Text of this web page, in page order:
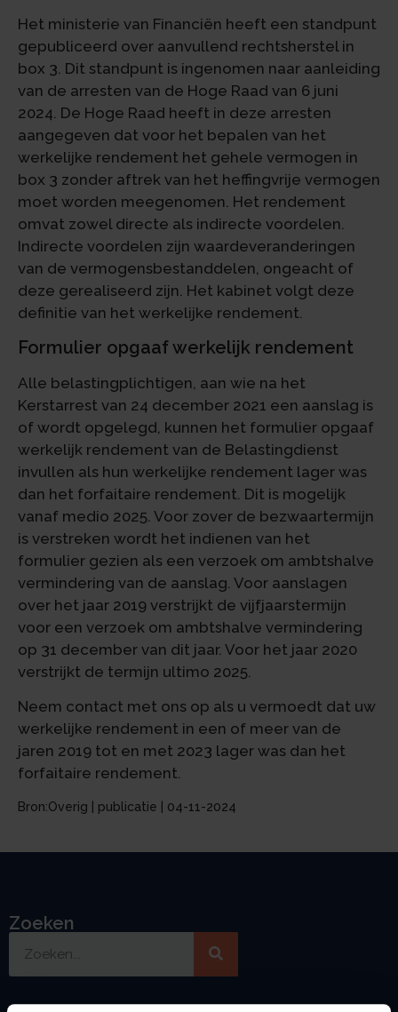
Het ministerie van Financiën heeft een standpunt
gepubliceerd over aanvullend rechtsherstel in
box 3. Dit standpunt is ingenomen naar aanleiding
van de arresten van de Hoge Raad van 6 juni
2024. De Hoge Raad heeft in deze arresten
aangegeven dat voor het bepalen van het
werkelijke rendement het gehele vermogen in
box 3 zonder aftrek van het heffingvrije vermogen
moet worden meegenomen. Het rendement
omvat zowel directe als indirecte voordelen.
Indirecte voordelen zijn waardeveranderingen
van de vermogensbestanddelen, ongeacht of
deze gerealiseerd zijn. Het kabinet volgt deze
definitie van het werkelijke rendement.
Formulier opgaaf werkelijk rendement
Alle belastingplichtigen, aan wie na het
Kerstarrest van 24 december 2021 een aanslag is
of wordt opgelegd, kunnen het formulier opgaaf
werkelijk rendement van de Belastingdienst
invullen als hun werkelijke rendement lager was
dan het forfaitaire rendement. Dit is mogelijk
vanaf medio 2025. Voor zover de bezwaartermijn
is verstreken wordt het indienen van het
formulier gezien als een verzoek om ambtshalve
vermindering van de aanslag. Voor aanslagen
over het jaar 2019 verstrijkt de vijfjaarstermijn
voor een verzoek om ambtshalve vermindering
op 31 december van dit jaar. Voor het jaar 2020
verstrijkt de termijn ultimo 2025.
Neem contact met ons op als u vermoedt dat uw
werkelijke rendement in een of meer van de
jaren 2019 tot en met 2023 lager was dan het
forfaitaire rendement.
Bron:Overig | publicatie | 04-11-2024
Zoeken